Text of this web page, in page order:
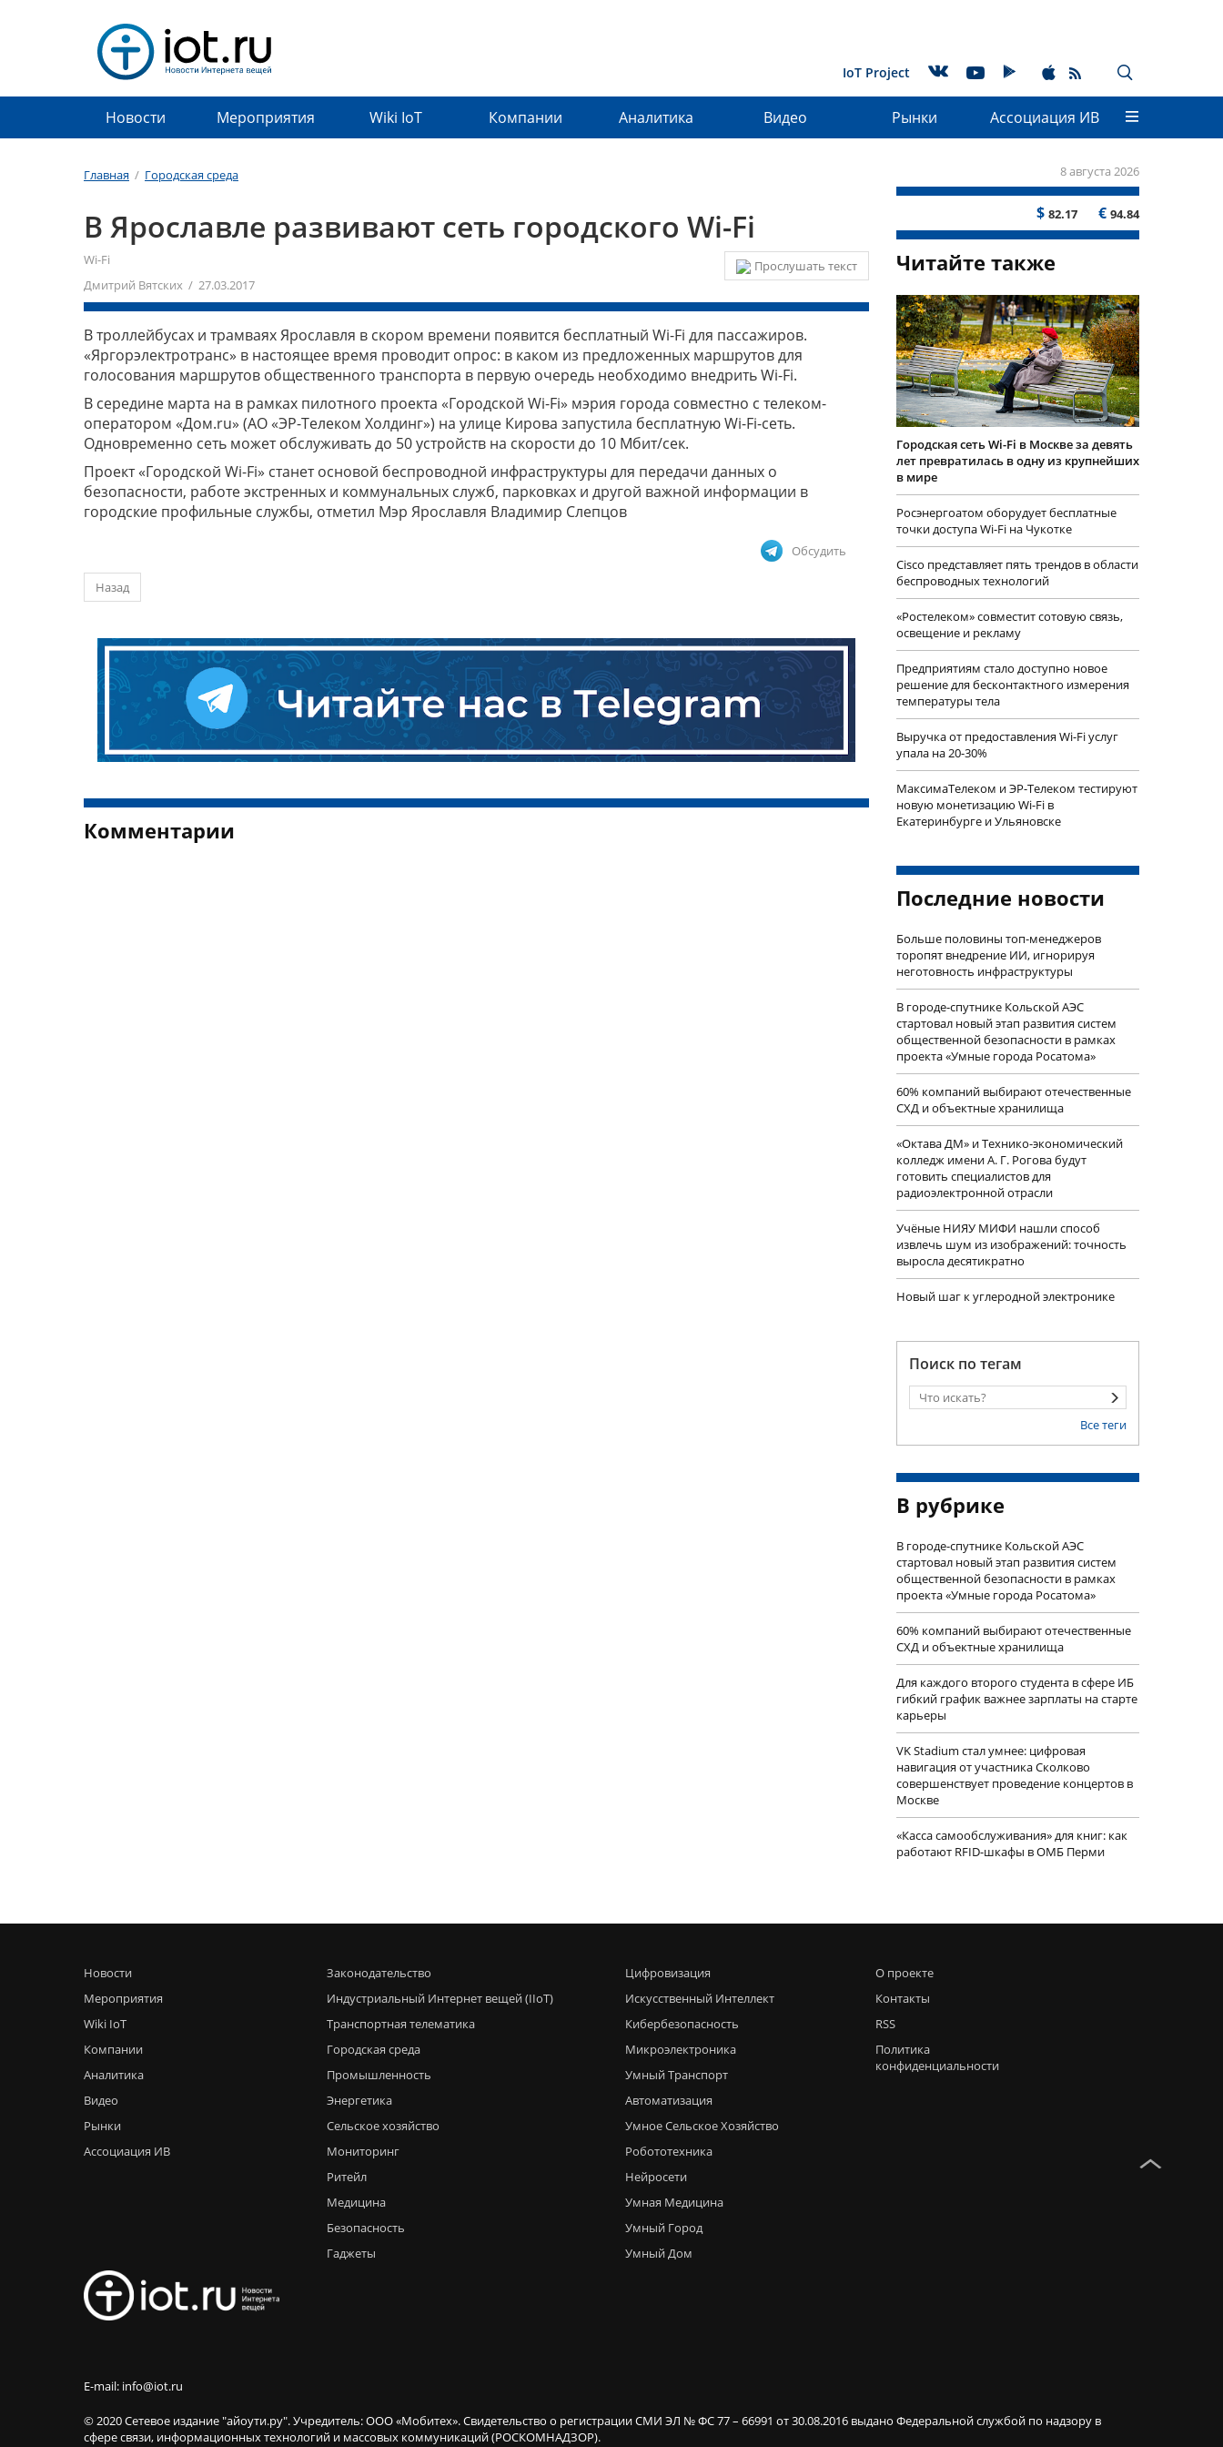
IoT Project
Новости Мероприятия Wiki IoT Компании Аналитика Видео Рынки Ассоциация ИВ
Главная / Городская среда 8 августа 2026
$ 82.17 € 94.84
В Ярославле развивают сеть городского Wi-Fi
Прослушать текст
Wi-Fi
Дмитрий Вятских / 27.03.2017
В троллейбусах и трамваях Ярославля в скором времени появится бесплатный Wi-Fi для пассажиров.
«Яргорэлектротранс» в настоящее время проводит опрос: в каком из предложенных маршрутов для
голосования маршрутов общественного транспорта в первую очередь необходимо внедрить Wi-Fi.
В середине марта на в рамках пилотного проекта «Городской Wi-Fi» мэрия города совместно с телеком-
оператором «Дом.ru» (АО «ЭР-Телеком Холдинг») на улице Кирова запустила бесплатную Wi-Fi-сеть.
Одновременно сеть может обслуживать до 50 устройств на скорости до 10 Мбит/cек.
Проект «Городской Wi-Fi» станет основой беспроводной инфраструктуры для передачи данных о
безопасности, работе экстренных и коммунальных служб, парковках и другой важной информации в
городские профильные службы, отметил Мэр Ярославля Владимир Слепцов
Обсудить
Назад
Комментарии
Читайте также
Городская сеть Wi-Fi в Москве за девять
лет превратилась в одну из крупнейших
в мире
Росэнергоатом оборудует бесплатные
точки доступа Wi-Fi на Чукотке
Cisco представляет пять трендов в области
беспроводных технологий
«Ростелеком» совместит сотовую связь,
освещение и рекламу
Предприятиям стало доступно новое
решение для бесконтактного измерения
температуры тела
Выручка от предоставления Wi-Fi услуг
упала на 20-30%
МаксимаТелеком и ЭР-Телеком тестируют
новую монетизацию Wi-Fi в
Екатеринбурге и Ульяновске
Последние новости
Больше половины топ-менеджеров
торопят внедрение ИИ, игнорируя
неготовность инфраструктуры
В городе-спутнике Кольской АЭС
стартовал новый этап развития систем
общественной безопасности в рамках
проекта «Умные города Росатома»
60% компаний выбирают отечественные
СХД и объектные хранилища
«Октава ДМ» и Технико-экономический
колледж имени А. Г. Рогова будут
готовить специалистов для
радиоэлектронной отрасли
Учëные НИЯУ МИФИ нашли способ
извлечь шум из изображений: точность
выросла десятикратно
Новый шаг к углеродной электронике
Поиск по тегам
Все теги
В рубрике
В городе-спутнике Кольской АЭС
стартовал новый этап развития систем
общественной безопасности в рамках
проекта «Умные города Росатома»
60% компаний выбирают отечественные
СХД и объектные хранилища
Для каждого второго студента в сфере ИБ
гибкий график важнее зарплаты на старте
карьеры
VK Stadium стал умнее: цифровая
навигация от участника Сколково
совершенствует проведение концертов в
Москве
«Касса самообслуживания» для книг: как
работают RFID-шкафы в ОМБ Перми
Новости
Мероприятия
Wiki IoT
Компании
Аналитика
Видео
Рынки
Ассоциация ИВ
Законодательство
Индустриальный Интернет вещей (IIoT)
Транспортная телематика
Городская среда
Промышленность
Энергетика
Сельское хозяйство
Мониторинг
Ритейл
Медицина
Безопасность
Гаджеты
Цифровизация
Искусственный Интеллект
Кибербезопасность
Микроэлектроника
Умный Транспорт
Автоматизация
Умное Сельское Хозяйство
Робототехника
Нейросети
Умная Медицина
Умный Город
Умный Дом
О проекте
Контакты
RSS
Политика
конфиденциальности
E-mail: info@iot.ru
© 2020 Сетевое издание "айоути.ру". Учредитель: ООО «Мобитех». Свидетельство о регистрации СМИ ЭЛ № ФС 77 – 66991 от 30.08.2016 выдано Федеральной службой по надзору в
сфере связи, информационных технологий и массовых коммуникаций (РОСКОМНАДЗОР).